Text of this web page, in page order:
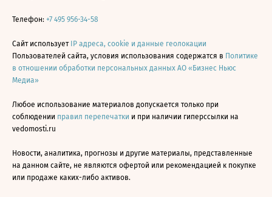
Телефон: +7 495 956-34-58
Сайт использует IP адреса, cookie и данные геолокации
Пользователей сайта, условия использования содержатся в Политике
в отношении обработки персональных данных АО «Бизнес Ньюс
Медиа»
Любое использование материалов допускается только при
соблюдении правил перепечатки и при наличии гиперссылки на
vedomosti.ru
Новости, аналитика, прогнозы и другие материалы, представленные
на данном сайте, не являются офертой или рекомендацией к покупке
или продаже каких-либо активов.